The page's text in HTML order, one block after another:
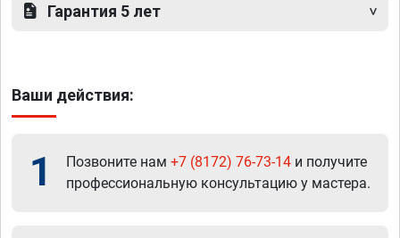
Гарантия 5 лет
Ваши действия:
1 Позвоните нам +7 (8172) 76-73-14 и получите
профессиональную консультацию у мастера.